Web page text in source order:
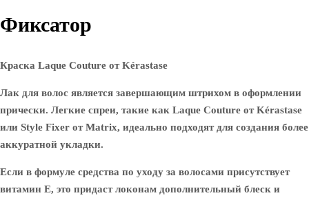
Фиксатор
Краска Laque Couture от Kérastase
Лак для волос является завершающим штрихом в оформлении
прически. Легкие спреи, такие как Laque Couture от Kérastase
или Style Fixer от Matrix, идеально подходят для создания более
аккуратной укладки.
Если в формуле средства по уходу за волосами присутствует
витамин Е, это придаст локонам дополнительный блеск и